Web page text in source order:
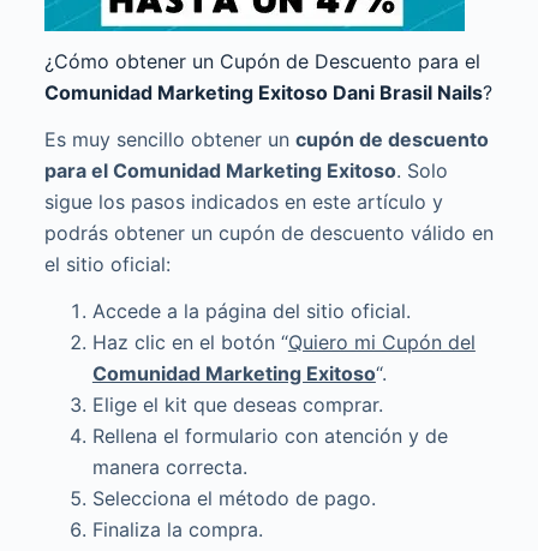
¿Cómo obtener un Cupón de Descuento para el
Comunidad Marketing Exitoso Dani Brasil Nails?
Es muy sencillo obtener un cupón de descuento
para el Comunidad Marketing Exitoso. Solo
sigue los pasos indicados en este artículo y
podrás obtener un cupón de descuento válido en
el sitio oficial:
Accede a la página del sitio oficial.
Haz clic en el botón “Quiero mi Cupón del
Comunidad Marketing Exitoso“.
Elige el kit que deseas comprar.
Rellena el formulario con atención y de
manera correcta.
Selecciona el método de pago.
Finaliza la compra.